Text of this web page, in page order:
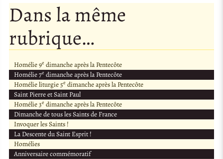
Dans la même
rubrique…
Homélie 9e dimanche après la Pentecôte
Homélie 7e dimanche après la Pentecôte
Homélie liturgie 5e dimanche après la Pentecôte
Saint Pierre et Saint Paul
Homélie 3e dimanche après la Pentecôte
Dimanche de tous les Saints de France
Invoquer les Saints !
La Descente du Saint Esprit !
Homélies
Anniversaire commémoratif